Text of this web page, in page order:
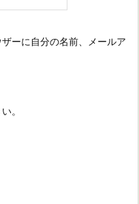
ーに自分の名前、メールア
。